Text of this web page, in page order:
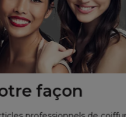
façon